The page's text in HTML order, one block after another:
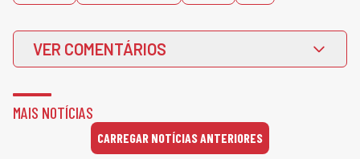
VER COMENTÁRIOS
MAIS NOTÍCIAS
CARREGAR NOTÍCIAS ANTERIORES